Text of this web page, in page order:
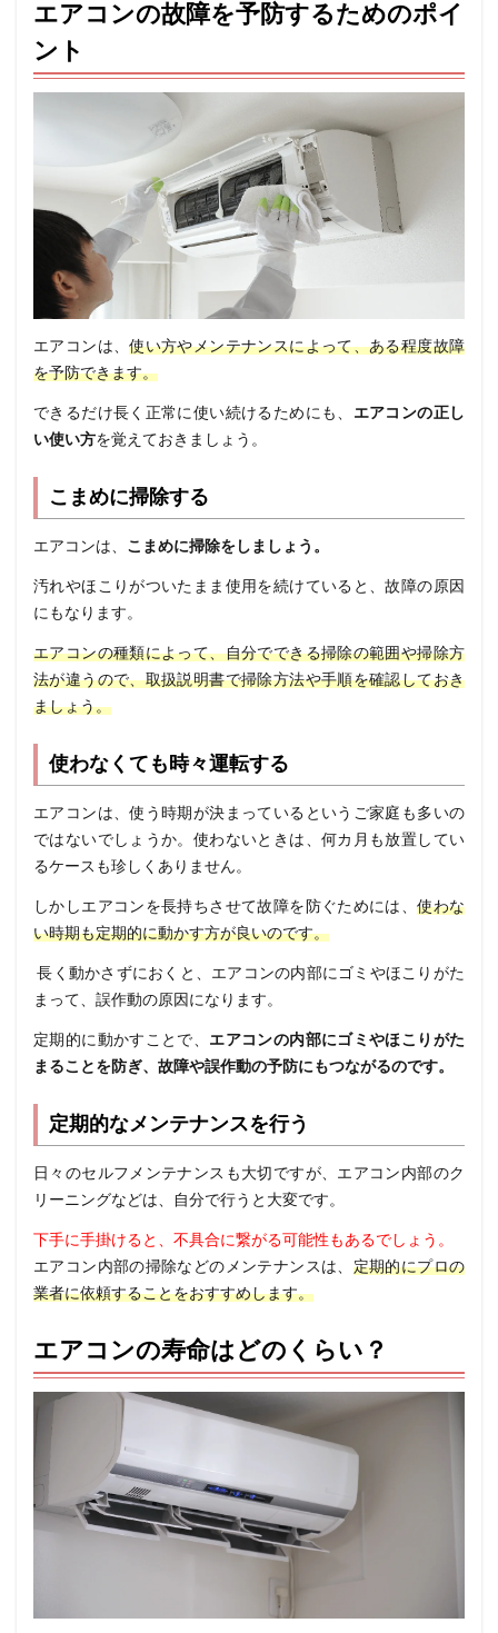
エアコンの故障を予防するためのポイ
ント
エアコンは、使い方やメンテナンスによって、ある程度故障
を予防できます。
できるだけ長く正常に使い続けるためにも、 エアコンの正し
い使い方を覚えておきましょう。
こまめに掃除する
エアコンは、 こまめに掃除をしましょう。
汚れやほこりがついたまま使用を続けていると、故障の原因
にもなります。
エアコンの種類によって、自分でできる掃除の範囲や掃除方
法が違うので、取扱説明書で掃除方法や手順を確認しておき
ましょう。
使わなくても時々運転する
エアコンは、使う時期が決まっているというご家庭も多いの
ではないでしょうか。 使わないときは、何カ月も放置してい
るケースも珍しくありません。
しかしエアコンを長持ちさせて故障を防ぐためには、使わな
い時期も定期的に動かす方が良いのです。
長く動かさずにおくと、エアコンの内部にゴミやほこりがた
まって、誤作動の原因になります。
定期的に動かすことで、 エアコンの内部にゴミやほこりがた
まることを防ぎ、故障や誤作動の予防にもつながるのです。
定期的なメンテナンスを行う
日々のセルフメンテナンスも大切ですが、エアコン内部のク
リーニングなどは、自分で行うと大変です。
下手に手掛けると、不具合に繋がる可能性もあるでしょう。
エアコン内部の掃除などのメンテナンスは、 定期的にプロの
業者に依頼することをおすすめします。
エアコンの寿命はどのくらい？